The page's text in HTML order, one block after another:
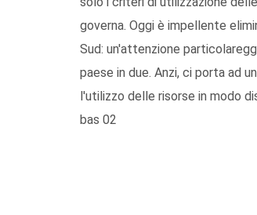
governa. Oggi è impellente
Sud: un'attenzione
paese in due. Anzi, ci porta ad
l'utilizzo delle risorse in modo
bas 02